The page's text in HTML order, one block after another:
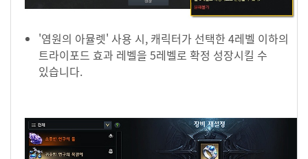
'염원의 아뮬렛' 사용 시, 캐릭터가 선택한 4레벨 이하의
트라이포드 효과 레벨을 5레벨로 확정 성장시킬 수
있습니다.